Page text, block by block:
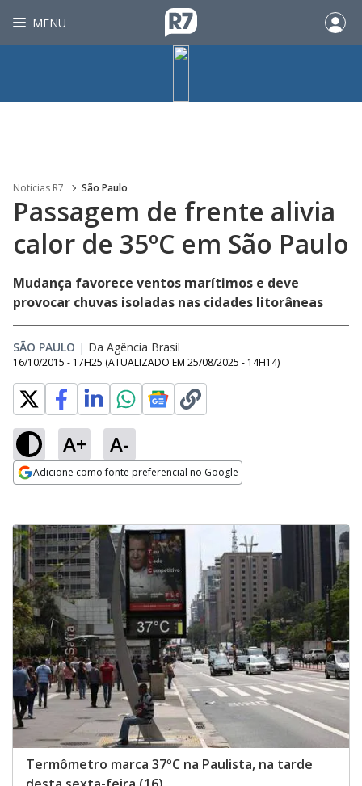
MENU
Noticias R7 São Paulo
Passagem de frente alivia
calor de 35ºC em São Paulo
Mudança favorece ventos marítimos e deve
provocar chuvas isoladas nas cidades litorâneas
SÃO PAULO | Da Agência Brasil
16/10/2015 - 17H25 (ATUALIZADO EM 25/08/2025 - 14H14)
A+ A-
Adicione como fonte preferencial no Google
Termômetro marca 37ºC na Paulista, na tarde